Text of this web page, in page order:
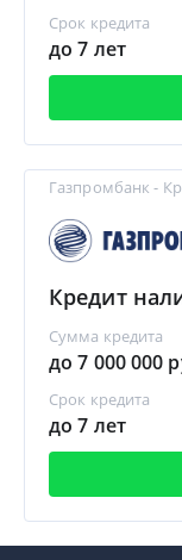
Срок кредита
до 7 лет
Газпромбанк -
Кредит
Сумма кредита
до 7 000 000
Срок кредита
до 7 лет